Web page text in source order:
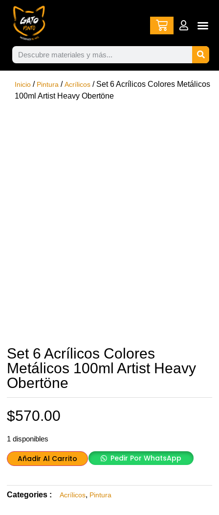
Inicio / Pintura /Acrílicos / Set 6 Acrílicos Colores Metálicos
100ml Artist Heavy Obertöne
Set 6 Acrílicos Colores
Metálicos 100ml Artist Heavy
Obertöne
$570.00
1 disponibles
Añadir Al Carrito Pedir Por WhatsApp
Categories : Acrílicos, Pintura